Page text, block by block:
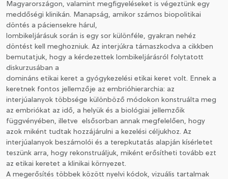
Magyarországon, valamint megfigyeléseket is végeztünk egy
meddőségi klinikán. Manapság, amikor számos biopolitikai
döntés a páciensekre hárul,
lombikeljárásuk során is egy sor különféle, gyakran nehéz
döntést kell meghozniuk. Az interjúkra támaszkodva a cikkben
bemutatjuk, hogy a kérdezettek lombikeljárásról folytatott
diskurzusában a
domináns etikai keret a gyógykezelési etikai keret volt. Ennek a
keretnek fontos jellemzője az embrióhierarchia: az
interjúalanyok többsége különböző módokon konstruálta meg
az embriókat az idő, a helyük és a biológiai jellemzőik
függvényében, illetve elsősorban annak megfelelően, hogy
azok miként tudtak hozzájárulni a kezelési céljukhoz. Az
interjúalanyok beszámolói és a terepkutatás alapján kísérletet
teszünk arra, hogy rekonstruáljuk, miként erősítheti tovább ezt
az etikai keretet a klinikai környezet.
A megerősítés többek között nyelvi kódok, vizuális tartalmak